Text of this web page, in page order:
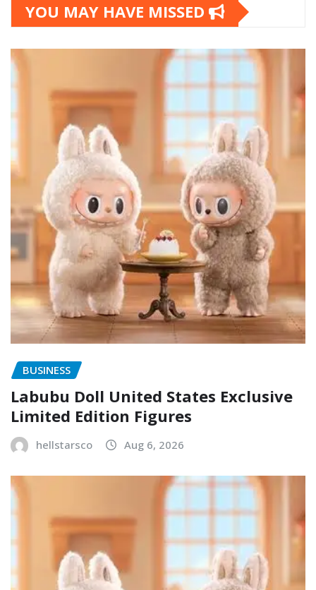
YOU MAY HAVE MISSED
BUSINESS
Labubu Doll United States Exclusive
Limited Edition Figures
hellstarsco Aug 6, 2026